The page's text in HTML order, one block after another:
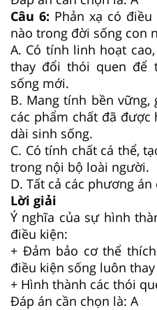
Câu 6: Phản xạ có
nào trong đời sống con
A. Có tính linh hoạt
thay đổi thói quen để
sống mới.
B. Mang tính bền
các phẩm chất đã
dài sinh sống.
C. Có tính chất cá thể,
trong nội bộ loài người.
D. Tất cả các phương án
Lời giải
Ý nghĩa của sự hình
điều kiện:
+ Đảm bảo cơ thể
điều kiện sống luôn
+ Hình thành các thói
Đáp án cần chọn là: A